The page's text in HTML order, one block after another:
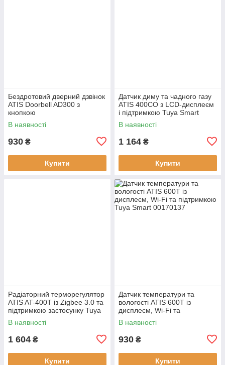
Бездротовий дверний дзвінок
ATIS Doorbell AD300 з
кнопкою
В наявності
930 ₴
Купити
Датчик диму та чадного газу
ATIS 400CO з LCD-дисплеєм
і підтримкою Tuya Smart
В наявності
1 164 ₴
Купити
Радіаторний терморегулятор
ATIS AT-400T із Zigbee 3.0 та
підтримкою застосунку Tuya
Smart
В наявності
1 604 ₴
Купити
Датчик температури та
вологості ATIS 600T із
дисплеєм, Wi-Fi та
підтримкою Tuya Smart
В наявності
930 ₴
Купити